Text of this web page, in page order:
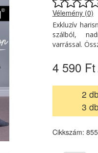
Vélemény (0)
Exkluzív
szálból,
varrással.
4 590 Ft
2
3
Cikkszám: